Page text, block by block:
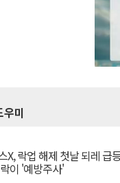
미
X, 락업 해제 첫날 되레 급
이 '예방주사'